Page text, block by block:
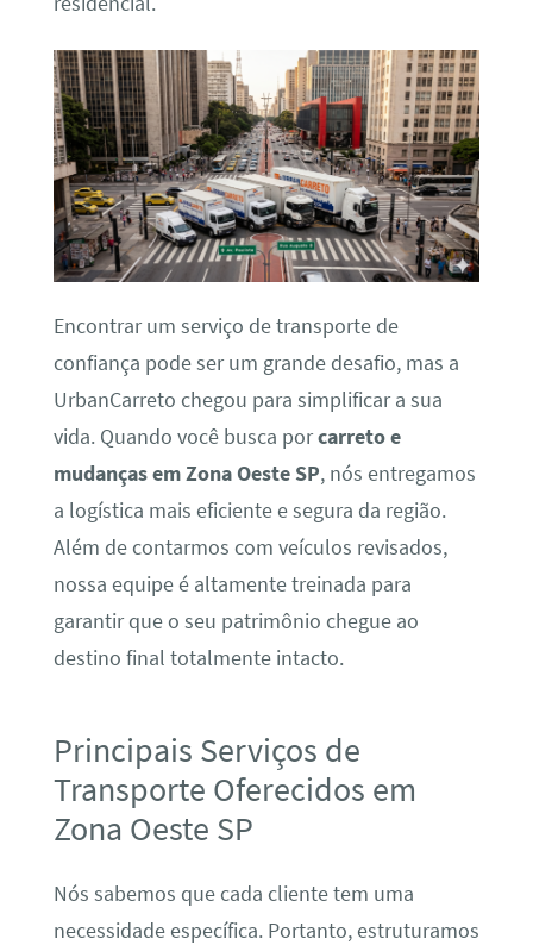
Encontrar um serviço de transporte de
confiança pode ser um grande desafio, mas a
UrbanCarreto chegou para simplificar a sua
vida. Quando você busca porcarreto e
mudanças em Zona Oeste SP, nós entregamos
a logística mais eficiente e segura da região.
Além de contarmos com veículos revisados,
nossa equipe é altamente treinada para
garantir que o seu patrimônio chegue ao
destino final totalmente intacto.
Principais Serviços de
Transporte Oferecidos em
Zona Oeste SP
Nós sabemos que cada cliente tem uma
necessidade específica. Portanto, estruturamos